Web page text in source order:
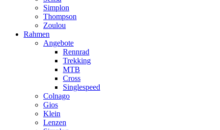
Simplon
Thompson
Zoulou
Rahmen
Angebote
Rennrad
Trekking
MTB
Cross
Singlespeed
Colnago
Gios
Klein
Lenzen